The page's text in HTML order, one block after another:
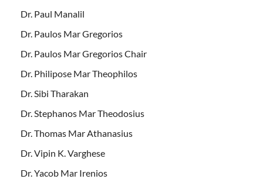
Dr. Paul Manalil
Dr. Paulos Mar Gregorios
Dr. Paulos Mar Gregorios Chair
Dr. Philipose Mar Theophilos
Dr. Sibi Tharakan
Dr. Stephanos Mar Theodosius
Dr. Thomas Mar Athanasius
Dr. Vipin K. Varghese
Dr. Yacob Mar Irenios